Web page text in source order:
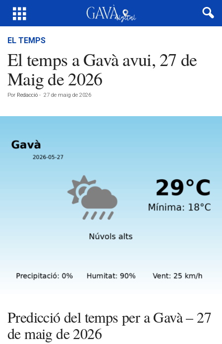
EL TEMPS
El temps a Gavà avui, 27 de
Maig de 2026
Por Redacció - 27 de maig de 2026
Predicció del temps per a Gavà – 27
de maig de 2026